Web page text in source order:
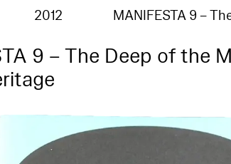
2012 MANIFESTA 9 –
9 – The Deep of the